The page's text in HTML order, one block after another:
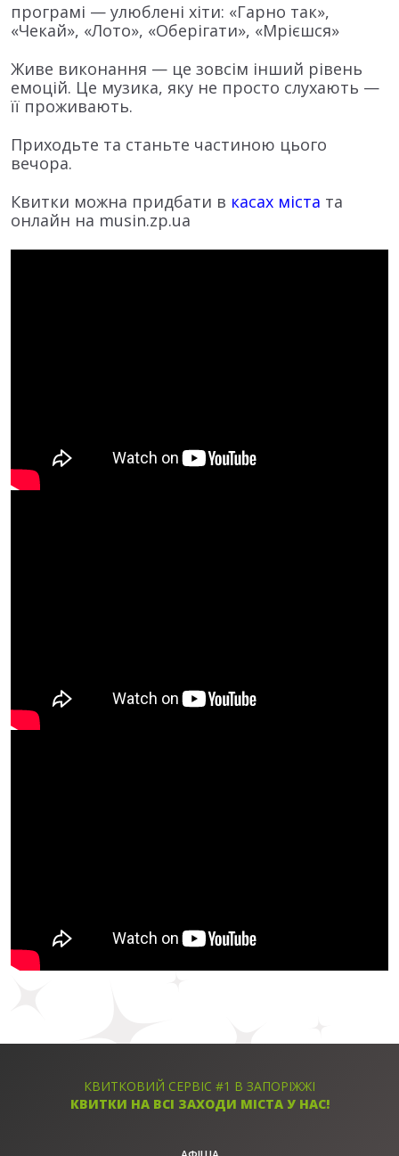
програмі — улюблені хіти: «Гарно так»,
«Чекай», «Лото», «Оберігати», «Мрієшся»
Живе виконання — це зовсім інший рівень
емоцій. Це музика, яку не просто слухають —
її проживають.
Приходьте та станьте частиною цього
вечора.
Квитки можна придбати в касах міста та
онлайн на musin.zp.ua
КВИТКОВИЙ СЕРВІС #1 В ЗАПОРІЖЖІ
КВИТКИ НА ВСІ ЗАХОДИ МІСТА У НАС!